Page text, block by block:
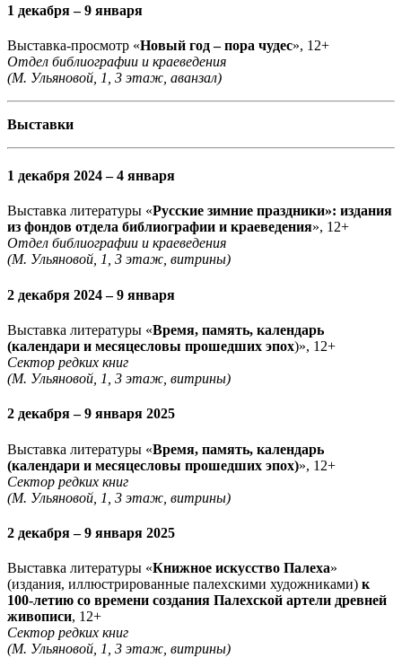
1 декабря – 9 января
Выставка-просмотр «Новый год – пора чудес», 12+
Отдел библиографии и краеведения
(М. Ульяновой, 1, 3 этаж, аванзал)
Выставки
1 декабря 2024 – 4 января
Выставка литературы «Русские зимние праздники»: издания
из фондов отдела библиографии и краеведения», 12+
Отдел библиографии и краеведения
(М. Ульяновой, 1, 3 этаж, витрины)
2 декабря 2024 – 9 января
Выставка литературы «Время, память, календарь
(календари и месяцесловы прошедших эпох)», 12+
Сектор редких книг
(М. Ульяновой, 1, 3 этаж, витрины)
2 декабря – 9 января 2025
Выставка литературы «Время, память, календарь
(календари и месяцесловы прошедших эпох)», 12+
Сектор редких книг
(М. Ульяновой, 1, 3 этаж, витрины)
2 декабря – 9 января 2025
Выставка литературы «Книжное искусство Палеха»
(издания, иллюстрированные палехскими художниками) к
100-летию со времени создания Палехской артели древней
живописи, 12+
Сектор редких книг
(М. Ульяновой, 1, 3 этаж, витрины)